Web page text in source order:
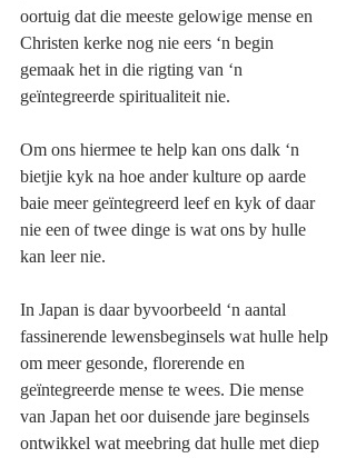
oortuig dat die meeste gelowige mense en
Christen kerke nog nie eers ‘n begin
gemaak het in die rigting van ‘n
geïntegreerde spiritualiteit nie.
Om ons hiermee te help kan ons dalk ‘n
bietjie kyk na hoe ander kulture op aarde
baie meer geïntegreerd leef en kyk of daar
nie een of twee dinge is wat ons by hulle
kan leer nie.
In Japan is daar byvoorbeeld ‘n aantal
fassinerende lewensbeginsels wat hulle help
om meer gesonde, florerende en
geïntegreerde mense te wees. Die mense
van Japan het oor duisende jare beginsels
ontwikkel wat meebring dat hulle met diep